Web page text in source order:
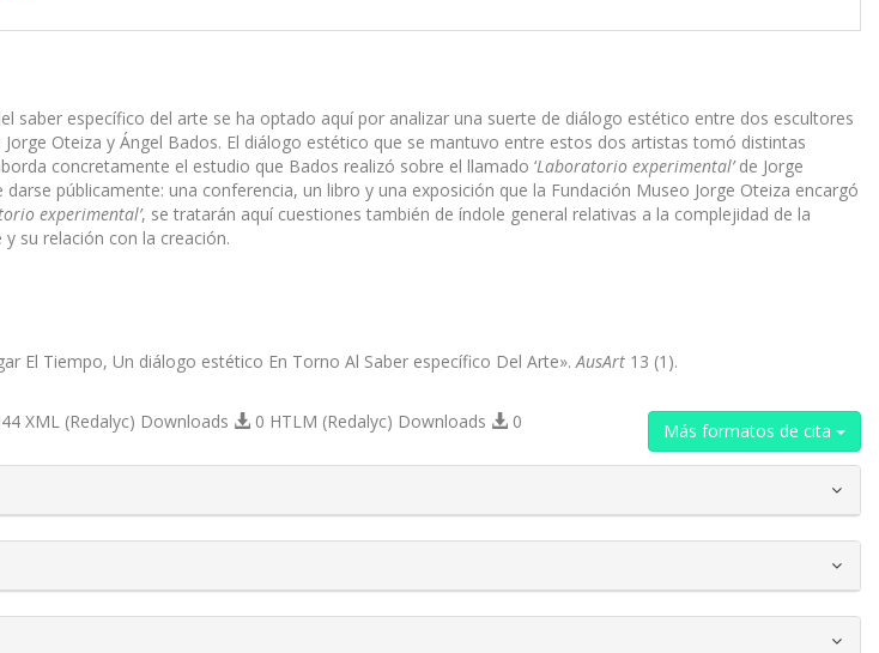
saber específico del arte se ha optado aquí por analizar una suerte de diálogo estético entre dos escultores
Oteiza y Ángel Bados. El diálogo estético que se mantuvo entre estos dos artistas tomó distintas
concretamente el estudio que Bados realizó sobre el llamado ‘Laboratorio experimental’de Jorge
públicamente: una conferencia, un libro y una exposición que la Fundación Museo Jorge Oteiza encargó
experimental’, se tratarán aquí cuestiones también de índole general relativas a la complejidad de la
su relación con la creación.
El Tiempo, Un diálogo estético En Torno Al Saber específico Del Arte».AusArt 13 (1).
Más formatos de cita
XML (Redalyc) Downloads 0 HTLM (Redalyc) Downloads 0